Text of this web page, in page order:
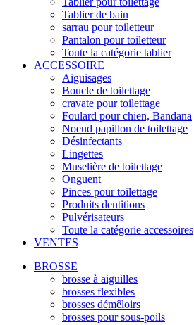
Tablier de bain
sarrau pour toiletteur
Pantalon pour toiletteur
Toute la catégorie tablier
ACCESSOIRE
Aiguisages
Boucle de toilettage
cravate pour toilettage
Foulard pour chien, Bandana
Noeud papillon de toilettage
Désinfectants
Lingettes
Muselière de toilettage
Onguent
Pinces pour toilettage
Produits dentitions
Pulvérisateurs
Toute la catégorie accessoires
VENTES
BROSSE
brosse à aiguilles
brosses flexibles
brosses démêloirs
brosses pour sous-poils